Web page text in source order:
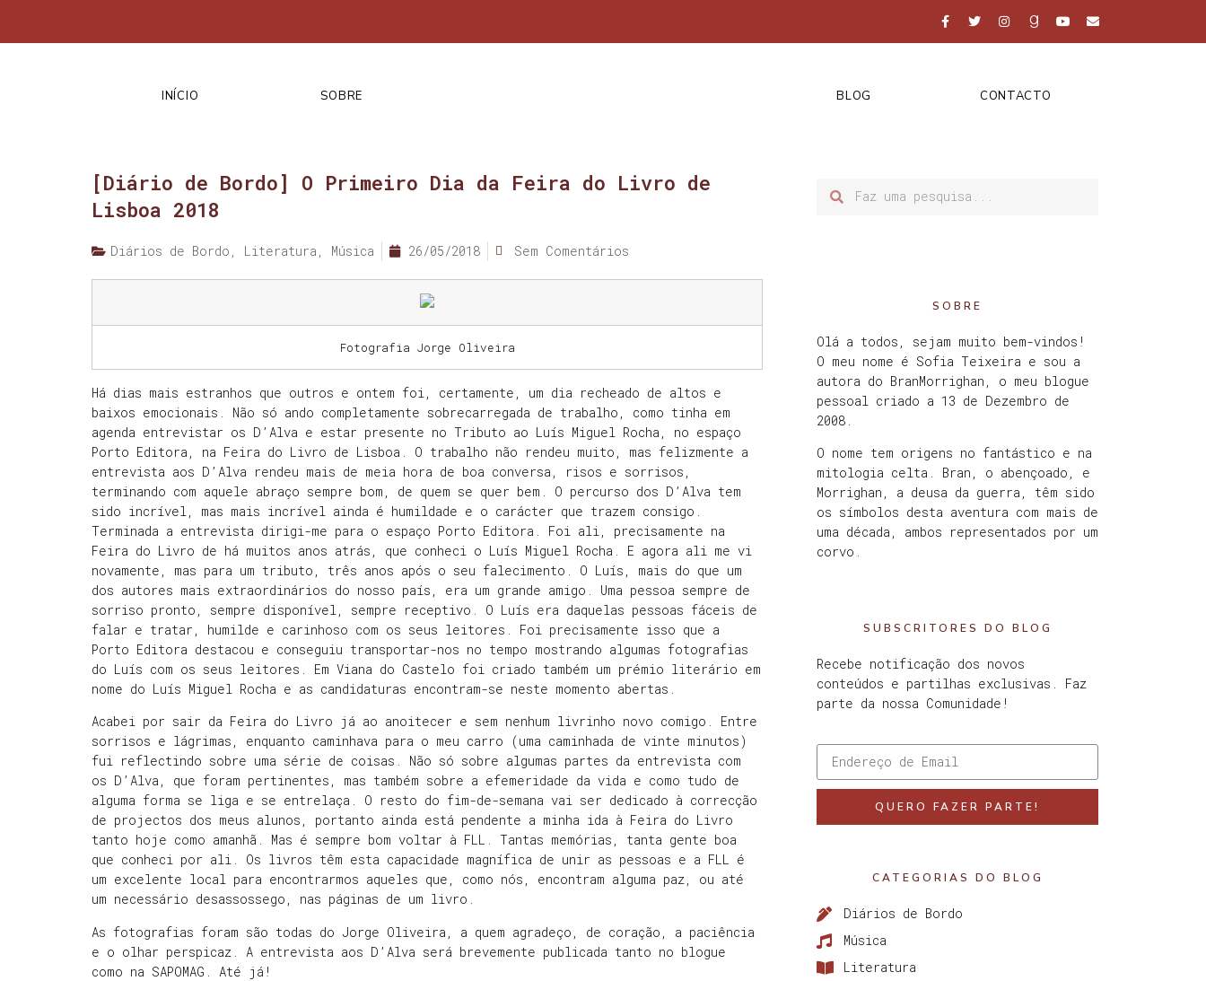
INÍCIO SOBRE BLOG CONTACTO
[Diário de Bordo] O Primeiro Dia da Feira do Livro de
Lisboa 2018
Diários de Bordo , Literatura , Música 26/05/2018 Sem Comentários
Fotografia Jorge Oliveira
Há dias mais estranhos que outros e ontem foi, certamente, um dia recheado de altos e
baixos emocionais. Não só ando completamente sobrecarregada de trabalho, como tinha em
agenda entrevistar os D’Alva e estar presente no Tributo ao Luís Miguel Rocha, no espaço
Porto Editora, na Feira do Livro de Lisboa. O trabalho não rendeu muito, mas felizmente a
entrevista aos D’Alva rendeu mais de meia hora de boa conversa, risos e sorrisos,
terminando com aquele abraço sempre bom, de quem se quer bem. O percurso dos D’Alva tem
sido incrível, mas mais incrível ainda é humildade e o carácter que trazem consigo.
Terminada a entrevista dirigi-me para o espaço Porto Editora. Foi ali, precisamente na
Feira do Livro de há muitos anos atrás, que conheci o Luís Miguel Rocha. E agora ali me vi
novamente, mas para um tributo, três anos após o seu falecimento. O Luís, mais do que um
dos autores mais extraordinários do nosso país, era um grande amigo. Uma pessoa sempre de
sorriso pronto, sempre disponível, sempre receptivo. O Luís era daquelas pessoas fáceis de
falar e tratar, humilde e carinhoso com os seus leitores. Foi precisamente isso que a
Porto Editora destacou e conseguiu transportar-nos no tempo mostrando algumas fotografias
do Luís com os seus leitores. Em Viana do Castelo foi criado também um prémio literário em
nome do Luís Miguel Rocha e as candidaturas encontram-se neste momento abertas.
Acabei por sair da Feira do Livro já ao anoitecer e sem nenhum livrinho novo comigo. Entre
sorrisos e lágrimas, enquanto caminhava para o meu carro (uma caminhada de vinte minutos)
fui reflectindo sobre uma série de coisas. Não só sobre algumas partes da entrevista com
os D’Alva, que foram pertinentes, mas também sobre a efemeridade da vida e como tudo de
alguma forma se liga e se entrelaça. O resto do fim-de-semana vai ser dedicado à correcção
de projectos dos meus alunos, portanto ainda está pendente a minha ida à Feira do Livro
tanto hoje como amanhã. Mas é sempre bom voltar à FLL. Tantas memórias, tanta gente boa
que conheci por ali. Os livros têm esta capacidade magnífica de unir as pessoas e a FLL é
um excelente local para encontrarmos aqueles que, como nós, encontram alguma paz, ou até
um necessário desassossego, nas páginas de um livro.
As fotografias foram são todas do Jorge Oliveira, a quem agradeço, de coração, a paciência
e o olhar perspicaz. A entrevista aos D’Alva será brevemente publicada tanto no blogue
como na SAPOMAG. Até já!
SOBRE
Olá a todos, sejam muito bem-vindos!
O meu nome é Sofia Teixeira e sou a
autora do BranMorrighan, o meu blogue
pessoal criado a 13 de Dezembro de
2008.
O nome tem origens no fantástico e na
mitologia celta. Bran, o abençoado, e
Morrighan, a deusa da guerra, têm sido
os símbolos desta aventura com mais de
uma década, ambos representados por um
corvo.
SUBSCRITORES DO BLOG
Recebe notificação dos novos
conteúdos e partilhas exclusivas. Faz
parte da nossa Comunidade!
QUERO FAZER PARTE!
CATEGORIAS DO BLOG
Diários de Bordo
Música
Literatura